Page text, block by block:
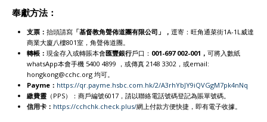
奉獻方法：
支票 ： 抬頭請寫 「基督教角聲佈道團有限公司 」 ， 逕寄：旺角通菜街1A-1L威達
商業大廈八樓801室，角聲佈道團。
轉帳： 現金存入或轉賬本會匯豐銀行戶口： 001-697 002-001 ， 可將入數紙
whatsApp本會手機 5400 4899 ，或傳真 2148 3302，或email:
hongkong@cchc.org 均可。
Payme ： https://qr.payme.hsbc.com.hk/2/A3rhYbJY9iQVGgM7pk4nNq
繳費靈 （PPS）：商戶編號6017，請以聯絡電話號碼登記為賬單號碼。
信用卡 ： https://cchchk.check.plus/網上付款方便快捷，即有電子收據。